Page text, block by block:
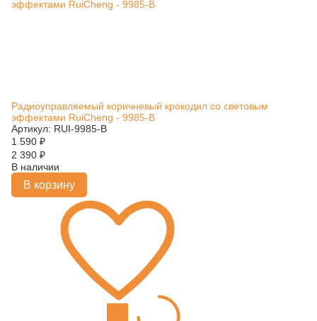
Радиоуправляемый коричневый крокодил со световым
эффектами RuiCheng - 9985-B
Артикул: RUI-9985-B
1 590 ₽
2 390 ₽
В наличии
В корзину